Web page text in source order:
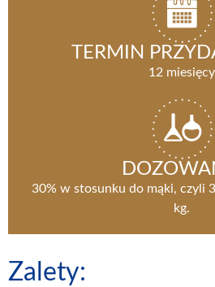
TERMIN
12 miesięcy
30% w stosunku do mąki, czyli
kg.
Zalety: